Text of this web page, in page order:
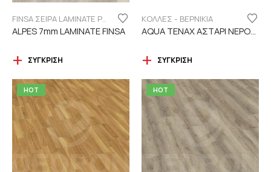
FINSA ΣΕΙΡΑ LAMINATE PUREFLOOR 7MM
ALPES 7mm LAMINATE FINSA
ΣΎΓΚΡΙΣΗ
ΚΟΛΛΕΣ - ΒΕΡΝΙΚΙΑ
AQUA TENAX ΑΣΤΑΡΙ ΝΕΡΟΥ 2 ΣΥΣΤΑΤΙΚΩΝ
ΣΎΓΚΡΙΣΗ
HOT HOT